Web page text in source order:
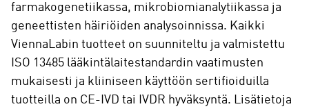
farmakogenetiikassa, mikrobiomianalytiikassa ja
geneettisten häiriöiden analysoinnissa. Kaikki
ViennaLabin tuotteet on suunniteltu ja valmistettu
ISO 13485 lääkintälaitestandardin vaatimusten
mukaisesti ja kliiniseen käyttöön sertifioiduilla
tuotteilla on CE-IVD tai IVDR hyväksyntä. Lisätietoja